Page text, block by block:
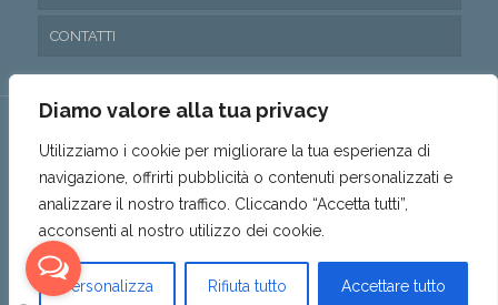
Diamo valore alla tua privacy
Utilizziamo i cookie per migliorare la tua esperienza di
navigazione, offrirti pubblicità o contenuti personalizzati e
analizzare il nostro traffico. Cliccando “Accetta tutti”,
acconsenti al nostro utilizzo dei cookie.
Personalizza Rifiuta tutto Accettare tutto
CONTATTI
© 2016 Ecoteam Srl. • P.IVA 03315530653 • REA: SA- 288797 •
Powered by AMALFIWEB